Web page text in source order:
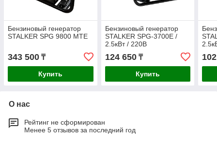
Бензиновый генератор
STALKER SPG 9800 MTE
343 500 ₸
Купить
Бензиновый генератор
STALKER SPG-3700E /
2.5кВт / 220В
124 650₸
Купить
О нас
Рейтинг не сформирован
Менее 5 отзывов за последний год